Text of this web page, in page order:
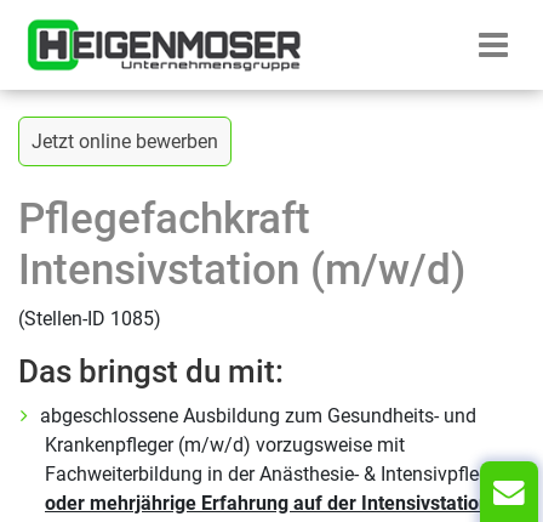
Startseite
Zurück zur vorherigen Seite
Jetzt online bewerben
Pflegefachkraft
Intensivstation (m/w/d)
(Stellen-ID 1085)
Das bringst du mit:
abgeschlossene Ausbildung zum Gesundheits- und
Krankenpfleger (m/w/d) vorzugsweise mit
Fachweiterbildung in der Anästhesie- & Intensivpflege
oder mehrjährige Erfahrung auf der Intensivstation